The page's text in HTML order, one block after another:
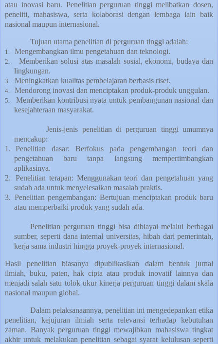
atau inovasi baru. Penelitian perguruan tinggi melibatkan dosen,
peneliti, mahasiswa, serta kolaborasi dengan lembaga lain baik
nasional maupun internasional.
Tujuan utama penelitian di perguruan tinggi adalah:
1. Mengembangkan ilmu pengetahuan dan teknologi.
2.
Memberikan solusi atas masalah sosial, ekonomi, budaya dan
lingkungan.
3. Meningkatkan kualitas pembelajaran berbasis riset.
4. Mendorong inovasi dan menciptakan produk-produk unggulan.
5.
Memberikan kontribusi nyata untuk pembangunan nasional dan
kesejahteraan masyarakat.
Jenis-jenis penelitian di perguruan tinggi umumnya
mencakup:
1.
Penelitian dasar: Berfokus pada pengembangan teori dan
pengetahuan baru tanpa langsung mempertimbangkan
aplikasinya.
2.
Penelitian terapan: Menggunakan teori dan pengetahuan yang
sudah ada untuk menyelesaikan masalah praktis.
3. Penelitian pengembangan: Bertujuan menciptakan produk baru
atau memperbaiki produk yang sudah ada.
Penelitian perguruan tinggi bisa dibiayai melalui berbagai
sumber, seperti dana internal universitas, hibah dari pemerintah,
kerja sama industri hingga proyek-proyek internasional.
Hasil penelitian biasanya dipublikasikan dalam bentuk jurnal
ilmiah, buku, paten, hak cipta atau produk inovatif lainnya dan
menjadi salah satu tolok ukur kinerja perguruan tinggi dalam skala
nasional maupun global.
Dalam pelaksanaannya, penelitian ini mengedepankan etika
penelitian, kejujuran ilmiah serta relevansi terhadap kebutuhan
zaman. Banyak perguruan tinggi mewajibkan mahasiswa tingkat
akhir untuk melakukan penelitian sebagai syarat kelulusan seperti